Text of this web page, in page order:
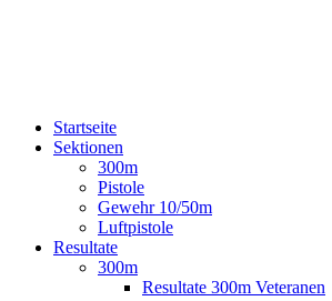
Startseite
Sektionen
300m
Pistole
Gewehr 10/50m
Luftpistole
Resultate
300m
Resultate 300m Veteranen